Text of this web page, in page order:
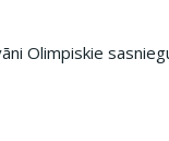
Olimpiskie